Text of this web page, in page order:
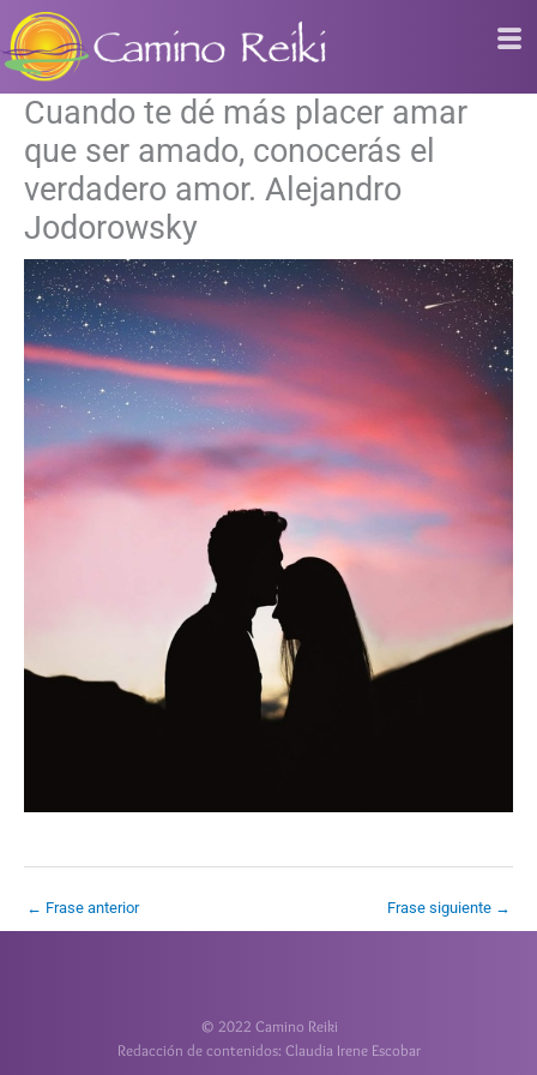
al
contenido
Cuando te dé más placer amar
que ser amado, conocerás el
verdadero amor. Alejandro
Jodorowsky
← Frase anterior Frase siguiente →
© 2022 Camino Reiki
Redacción de contenidos: Claudia Irene Escobar